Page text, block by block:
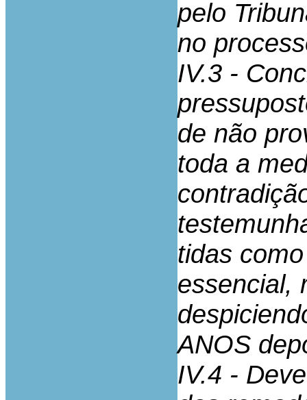
pelo
no
IV.3 -
de não
toda a
tidas
essencial,
ANOS
IV.4 -